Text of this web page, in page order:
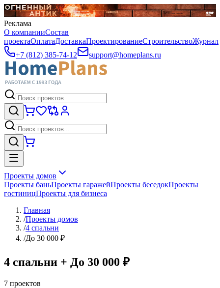
Реклама
О компанииСостав
проектаОплатаДоставкаПроектированиеСтроительствоЖурнал
+7 (812) 385-74-12
support@homeplans.ru
Проекты домов
Проекты баньПроекты гаражейПроекты беседокПроекты
гостиницПроекты для бизнеса
Главная
/Проекты домов
/4 спальни
/До 30 000 ₽
4 спальни + До 30 000 ₽
7 проектов